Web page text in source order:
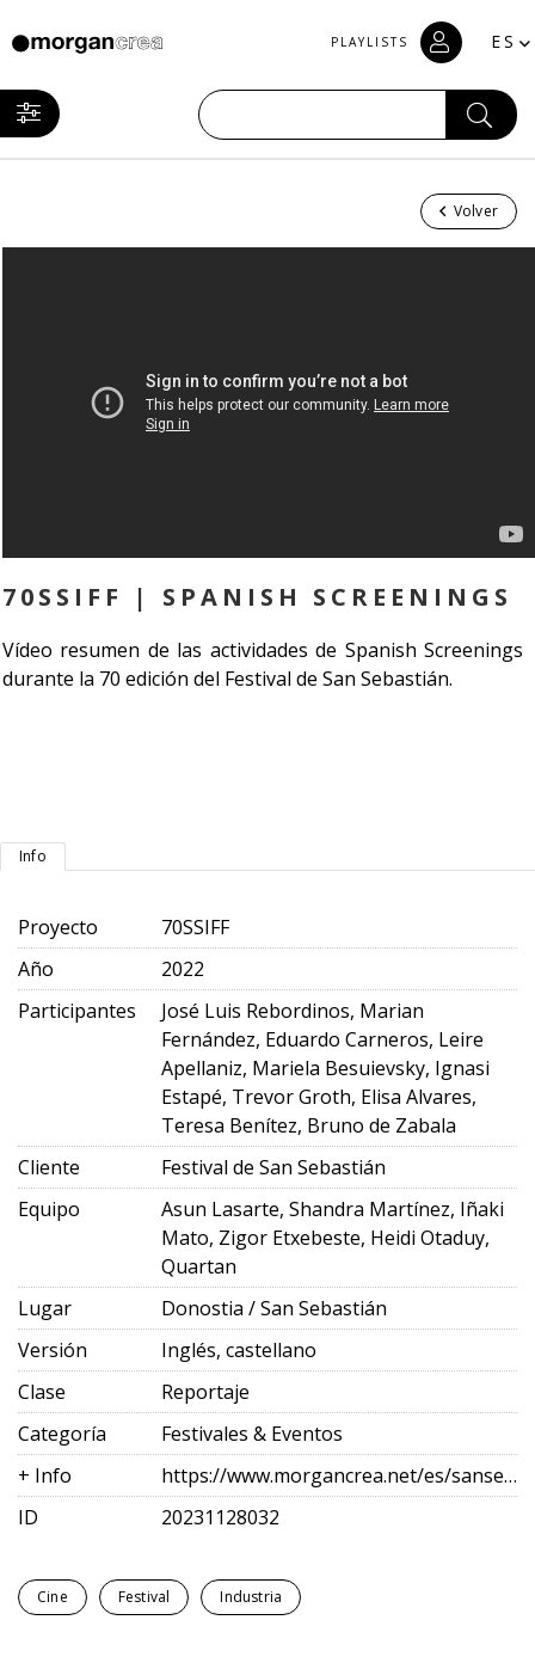
PLAYLISTS ES
Volver
70SSIFF | SPANISH SCREENINGS
Vídeo resumen de las actividades de Spanish Screenings
durante la 70 edición del Festival de San Sebastián.
Info
Proyecto
70SSIFF
Año
2022
Participantes
José Luis Rebordinos, Marian
Fernández, Eduardo Carneros, Leire
Apellaniz, Mariela Besuievsky, Ignasi
Estapé, Trevor Groth, Elisa Alvares,
Teresa Benítez, Bruno de Zabala
Cliente
Festival de San Sebastián
Equipo
Asun Lasarte, Shandra Martínez, Iñaki
Mato, Zigor Etxebeste, Heidi Otaduy,
Quartan
Lugar
Donostia / San Sebastián
Versión
Inglés, castellano
Clase
Reportaje
Categoría
Festivales & Eventos
+ Info
https://www.morgancrea.net/es/sansebastianfes.html
ID
20231128032
Cine Festival Industria